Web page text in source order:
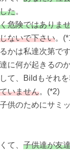
た。
危険ではありま
ないで下さい。
かは私達次第です
に何が起きるの
て、Bildもそれを
いません。(*2)
供のためにサミ
て、 子供達が友